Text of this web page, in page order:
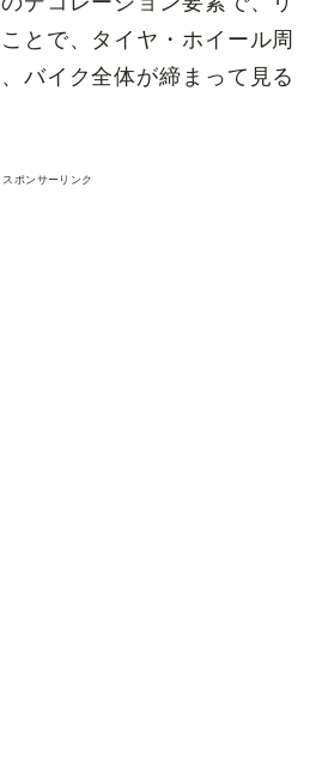
とで、タイヤ・ホイール周
バイク全体が締まって見る
スポンサーリンク